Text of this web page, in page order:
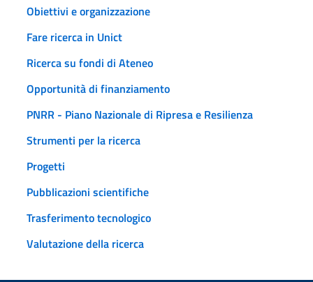
Obiettivi e organizzazione
Fare ricerca in Unict
Ricerca su fondi di Ateneo
Opportunità di finanziamento
PNRR - Piano Nazionale di Ripresa e Resilienza
Strumenti per la ricerca
Progetti
Pubblicazioni scientifiche
Trasferimento tecnologico
Valutazione della ricerca